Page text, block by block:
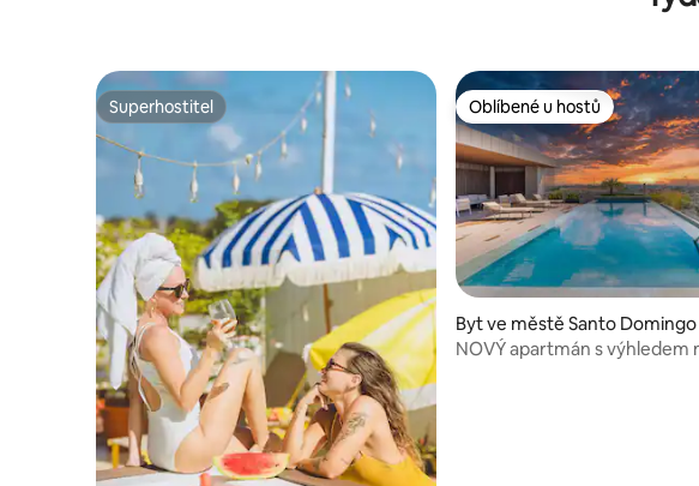
Superhostitel
Superhostitel Oblíbené u hostů
Oblíbené u hostů
Byt ve městě Santo Domingo
NOVÝ apartmán s výhledem